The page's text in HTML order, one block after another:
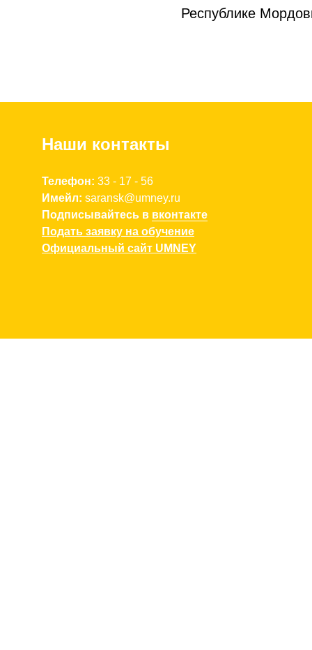
Республике
Наши контакты
Телефон: 33 - 17 - 56
Имейл: saransk@umney.ru
Подписывайтесь в вконтакте
Подать заявку на обучение
Официальный сайт UMNEY